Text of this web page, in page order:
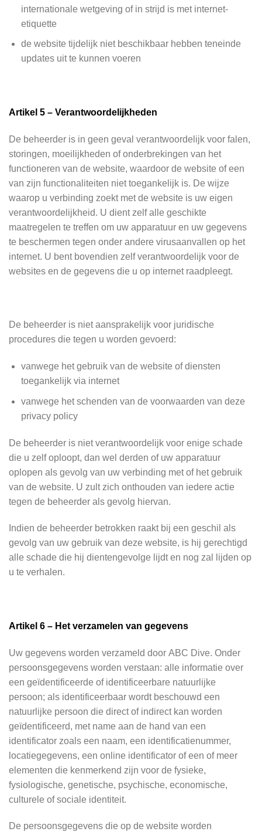
internationale wetgeving of in strijd is met internet-
etiquette
de website tijdelijk niet beschikbaar hebben teneinde
updates uit te kunnen voeren
Artikel 5 – Verantwoordelijkheden
De beheerder is in geen geval verantwoordelijk voor falen,
storingen, moeilijkheden of onderbrekingen van het
functioneren van de website, waardoor de website of een
van zijn functionaliteiten niet toegankelijk is. De wijze
waarop u verbinding zoekt met de website is uw eigen
verantwoordelijkheid. U dient zelf alle geschikte
maatregelen te treffen om uw apparatuur en uw gegevens
te beschermen tegen onder andere virusaanvallen op het
internet. U bent bovendien zelf verantwoordelijk voor de
websites en de gegevens die u op internet raadpleegt.
De beheerder is niet aansprakelijk voor juridische
procedures die tegen u worden gevoerd:
vanwege het gebruik van de website of diensten
toegankelijk via internet
vanwege het schenden van de voorwaarden van deze
privacy policy
De beheerder is niet verantwoordelijk voor enige schade
die u zelf oploopt, dan wel derden of uw apparatuur
oplopen als gevolg van uw verbinding met of het gebruik
van de website. U zult zich onthouden van iedere actie
tegen de beheerder als gevolg hiervan.
Indien de beheerder betrokken raakt bij een geschil als
gevolg van uw gebruik van deze website, is hij gerechtigd
alle schade die hij dientengevolge lijdt en nog zal lijden op
u te verhalen.
Artikel 6 – Het verzamelen van gegevens
Uw gegevens worden verzameld door ABC Dive. Onder
persoonsgegevens worden verstaan: alle informatie over
een geïdentificeerde of identificeerbare natuurlijke
persoon; als identificeerbaar wordt beschouwd een
natuurlijke persoon die direct of indirect kan worden
geïdentificeerd, met name aan de hand van een
identificator zoals een naam, een identificatienummer,
locatiegegevens, een online identificator of een of meer
elementen die kenmerkend zijn voor de fysieke,
fysiologische, genetische, psychische, economische,
culturele of sociale identiteit.
De persoonsgegevens die op de website worden